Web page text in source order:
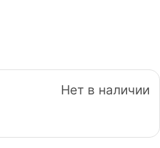
Нет в наличии